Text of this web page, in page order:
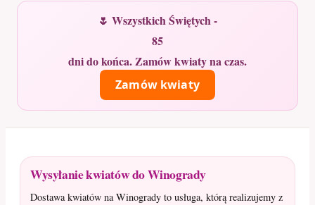
🌷 Wszystkich Świętych -
85
dni do końca. Zamów kwiaty na czas.
Zamów kwiaty
Wysyłanie kwiatów do Winogrady
Dostawa kwiatów na Winogrady to usługa, którą realizujemy z